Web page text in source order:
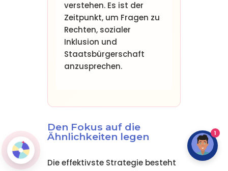
verstehen. Es ist der
Zeitpunkt, um Fragen zu
Rechten, sozialer
Inklusion und
Staatsbürgerschaft
anzusprechen.
Den Fokus auf die
Ähnlichkeiten legen
Die effektivste Strategie besteht
1